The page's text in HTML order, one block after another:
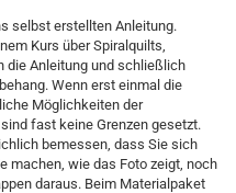
selbst erstellten Anleitung.
Kurs über Spiralquilts,
die Anleitung und schließlich
Wenn erst einmal die
Möglichkeiten der
fast keine Grenzen gesetzt.
bemessen, dass Sie sich
machen, wie das Foto zeigt, noch
daraus. Beim Materialpaket